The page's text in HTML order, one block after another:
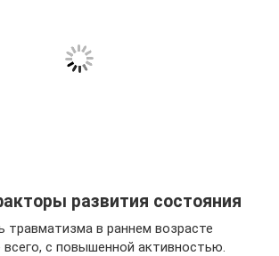
развития состояния
травматизма в раннем возрасте
с повышенной активностью.